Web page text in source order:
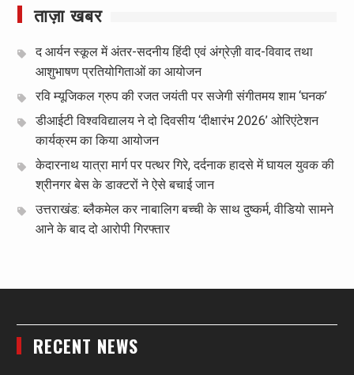
ताज़ा खबर
द आर्यन स्कूल में अंतर-सदनीय हिंदी एवं अंग्रेज़ी वाद-विवाद तथा
आशुभाषण प्रतियोगिताओं का आयोजन
रवि म्यूजिकल ग्रुप की रजत जयंती पर सजेगी संगीतमय शाम ‘घनक’
डीआईटी विश्वविद्यालय ने दो दिवसीय ‘दीक्षारंभ 2026’ ओरिएंटेशन
कार्यक्रम का किया आयोजन
केदारनाथ यात्रा मार्ग पर पत्थर गिरे, दर्दनाक हादसे में घायल युवक की
श्रीनगर बेस के डाक्टरों ने ऐसे बचाई जान
उत्तराखंड: ब्लैकमेल कर नाबालिग बच्ची के साथ दुष्कर्म, वीडियो सामने
आने के बाद दो आरोपी गिरफ्तार
RECENT NEWS